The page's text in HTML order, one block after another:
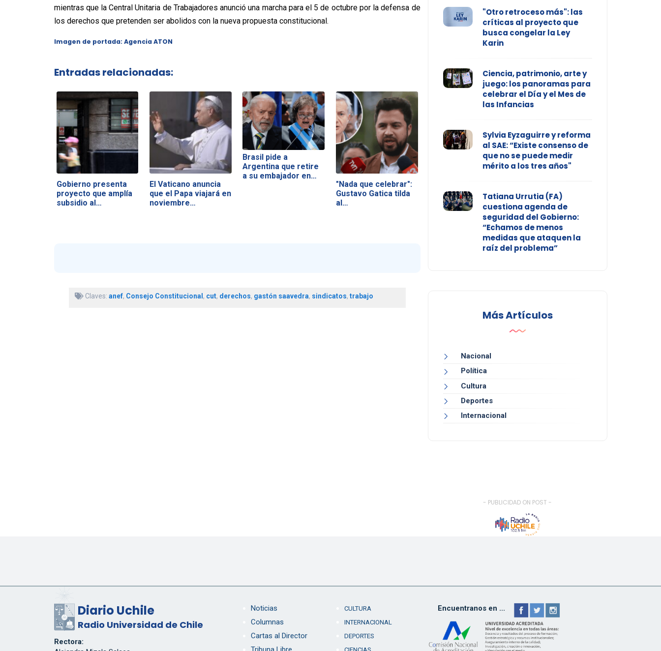
mientras que la Central Unitaria de Trabajadores anunció una marcha para el 5 de octubre por la defensa de
los derechos que pretenden ser abolidos con la nueva propuesta constitucional.
Imagen de portada: Agencia ATON
Entradas relacionadas:
Gobierno presenta
proyecto que amplía
subsidio al…
El Vaticano anuncia
que el Papa viajará en
noviembre…
Brasil pide a
Argentina que retire
a su embajador en…
"Nada que celebrar":
Gustavo Gatica tilda
al…
Claves: anef, Consejo Constitucional , cut, derechos, gastón saavedra, sindicatos, trabajo
"Otro retroceso más": las
críticas al proyecto que
busca congelar la Ley
Karin
Ciencia, patrimonio, arte y
juego: los panoramas para
celebrar el Día y el Mes de
las Infancias
Sylvia Eyzaguirre y reforma
al SAE: “Existe consenso de
que no se puede medir
mérito a los tres años"
Tatiana Urrutia (FA)
cuestiona agenda de
seguridad del Gobierno:
“Echamos de menos
medidas que ataquen la
raíz del problema”
Más Artículos
Nacional
Política
Cultura
Deportes
Internacional
- PUBLICIDAD ON POST -
Diario Uchile
Radio Universidad de Chile
Rectora:
Noticias
Columnas
Cartas al Director
CULTURA
INTERNACIONAL
DEPORTES
Encuentranos en ...